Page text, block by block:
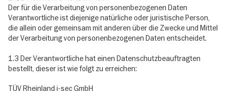
Der für die Verarbeitung von personenbezogenen Daten
Verantwortliche ist diejenige natürliche oder juristische Person,
die allein oder gemeinsam mit anderen über die Zwecke und Mittel
der Verarbeitung von personenbezogenen Daten entscheidet.
1.3 Der Verantwortliche hat einen Datenschutzbeauftragten
bestellt, dieser ist wie folgt zu erreichen:
TÜV Rheinland i-sec GmbH